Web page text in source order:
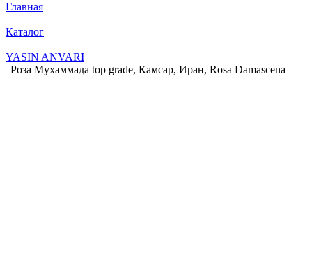
Главная
Каталог
YASIN ANVARI
Роза Мухаммада top grade, Камсар, Иран, Rosa Damascena